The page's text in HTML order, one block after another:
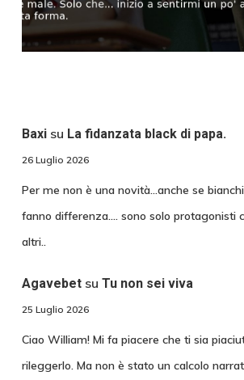
Baxisu La fidanzata black di papa.
26 Luglio 2026
Per me non è una novità...anche se
fanno differenza.... sono solo protagonisti
altri..
Agavebetsu Tu non sei viva
25 Luglio 2026
Ciao William! Mi fa piacere che ti sia
rileggerlo. Ma non è stato un calcolo